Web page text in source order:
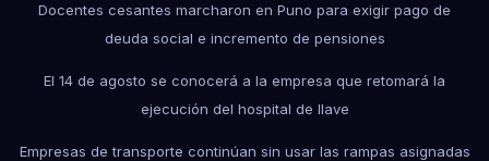
Docentes cesantes marcharon en Puno para exigir pago de
deuda social e incremento de pensiones
El 14 de agosto se conocerá a la empresa que retomará la
ejecución del hospital de Ilave
Empresas de transporte continúan sin usar las rampas asignadas